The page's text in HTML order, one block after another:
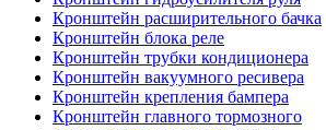
Кронштейн расширительного бачка
Кронштейн блока реле
Кронштейн трубки кондиционера
Кронштейн вакуумного ресивера
Кронштейн крепления бампера
Кронштейн главного тормозного